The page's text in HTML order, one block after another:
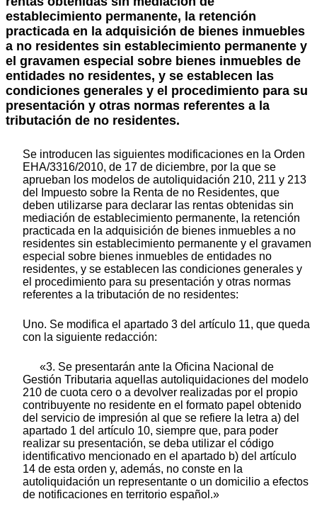
establecimiento permanente, la retención
practicada en la adquisición de bienes inmuebles
a no residentes sin establecimiento permanente y
el gravamen especial sobre bienes inmuebles de
entidades no residentes, y se establecen las
condiciones generales y el procedimiento para su
presentación y otras normas referentes a la
tributación de no residentes.
Se introducen las siguientes modificaciones en la Orden
EHA/3316/2010, de 17 de diciembre, por la que se
aprueban los modelos de autoliquidación 210, 211 y 213
del Impuesto sobre la Renta de no Residentes, que
deben utilizarse para declarar las rentas obtenidas sin
mediación de establecimiento permanente, la retención
practicada en la adquisición de bienes inmuebles a no
residentes sin establecimiento permanente y el gravamen
especial sobre bienes inmuebles de entidades no
residentes, y se establecen las condiciones generales y
el procedimiento para su presentación y otras normas
referentes a la tributación de no residentes:
Uno. Se modifica el apartado 3 del artículo 11, que queda
con la siguiente redacción:
«3. Se presentarán ante la Oficina Nacional de
Gestión Tributaria aquellas autoliquidaciones del modelo
210 de cuota cero o a devolver realizadas por el propio
contribuyente no residente en el formato papel obtenido
del servicio de impresión al que se refiere la letra a) del
apartado 1 del artículo 10, siempre que, para poder
realizar su presentación, se deba utilizar el código
identificativo mencionado en el apartado b) del artículo
14 de esta orden y, además, no conste en la
autoliquidación un representante o un domicilio a efectos
de notificaciones en territorio español.»